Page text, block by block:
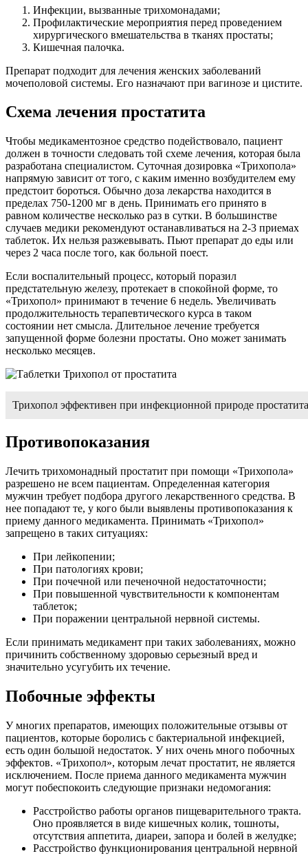
Инфекции, вызванные трихомонадами;
Профилактические мероприятия перед проведением
хирургического вмешательства в тканях простаты;
Кишечная палочка.
Препарат подходит для лечения женских заболеваний
мочеполовой системы. Его назначают при вагинозе и цистите.
Схема лечения простатита
Чтобы медикаментозное средство подействовало, пациент
должен в точности следовать той схеме лечения, которая была
разработана специалистом. Суточная дозировка «Трихопола»
напрямую зависит от того, с каким именно возбудителем ему
предстоит бороться. Обычно доза лекарства находится в
пределах 750-1200 мг в день. Принимать его принято в
равном количестве несколько раз в сутки. В большинстве
случаев медики рекомендуют останавливаться на 2-3 приемах
таблеток. Их нельзя разжевывать. Пьют препарат до еды или
через 2 часа после того, как больной поест.
Если воспалительный процесс, который поразил
предстательную железу, протекает в спокойной форме, то
«Трихопол» принимают в течение 6 недель. Увеличивать
продолжительность терапевтического курса в таком
состоянии нет смысла. Длительное лечение требуется
запущенной форме болезни простаты. Оно может занимать
несколько месяцев.
Трихопол эффективен при инфекционной природе простатита
Противопоказания
Лечить трихомонадный простатит при помощи «Трихопола»
разрешено не всем пациентам. Определенная категория
мужчин требует подбора другого лекарственного средства. В
нее попадают те, у кого были выявлены противопоказания к
приему данного медикамента. Принимать «Трихопол»
запрещено в таких ситуациях:
При лейкопении;
При патологиях крови;
При почечной или печеночной недостаточности;
При повышенной чувствительности к компонентам
таблеток;
При поражении центральной нервной системы.
Если принимать медикамент при таких заболеваниях, можно
причинить собственному здоровью серьезный вред и
значительно усугубить их течение.
Побочные эффекты
У многих препаратов, имеющих положительные отзывы от
пациентов, которые боролись с бактериальной инфекцией,
есть один большой недостаток. У них очень много побочных
эффектов. «Трихопол», которым лечат простатит, не является
исключением. После приема данного медикамента мужчин
могут побеспокоить следующие признаки недомогания:
Расстройство работы органов пищеварительного тракта.
Оно проявляется в виде кишечных колик, тошноты,
отсутствия аппетита, диареи, запора и болей в желудке;
Расстройство функционирования центральной нервной